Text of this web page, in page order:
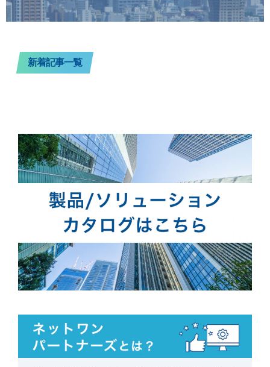
新着記事一覧